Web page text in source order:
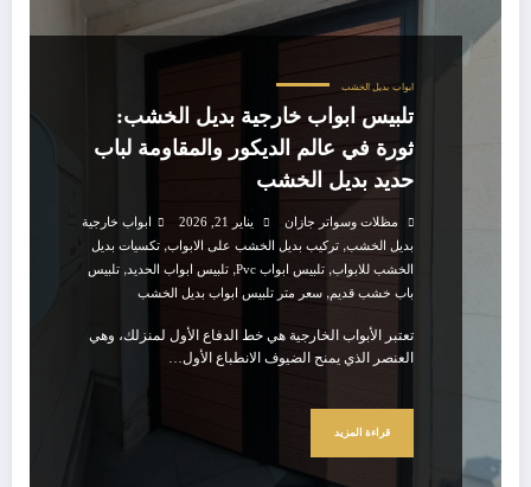
ابواب بديل الخشب
تلبيس ابواب خارجية بديل الخشب:
ثورة في عالم الديكور والمقاومة لباب
حديد بديل الخشب
مظلات وسواتر جازان يناير 21, 2026
ابواب خارجية
بديل الخشب, تركيب بديل الخشب على الابواب, تكسيات بديل
الخشب للابواب, تلبيس ابواب Pvc , تلبيس ابواب الحديد , تلبيس
باب خشب قديم , سعر متر تلبيس ابواب بديل الخشب
تعتبر الأبواب الخارجية هي خط الدفاع الأول لمنزلك، وهي
العنصر الذي يمنح الضيوف الانطباع الأول…
قراءة المزيد